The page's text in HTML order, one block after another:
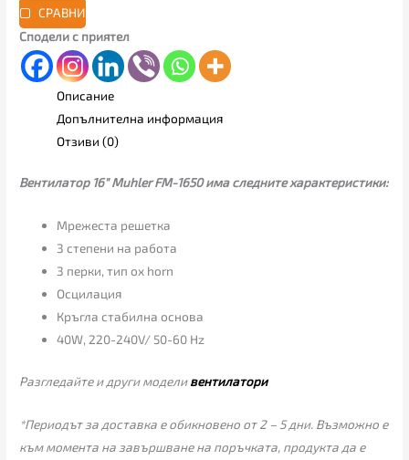
СРАВНИ
Сподели с приятел
Описание
Допълнителна информация
Отзиви (0)
Вентилатор 16″ Muhler FM-1650 има следните характеристики:
Мрежеста решетка
3 степени на работа
3 перки, тип оx horn
Осцилация
Кръгла стабилна основа
40W, 220-240V/ 50-60 Hz
Разгледайте и други моделивентилатори
*Периодът за доставка е обикновено от 2 – 5 дни. Възможно е
към момента на завършване на поръчката, продукта да е